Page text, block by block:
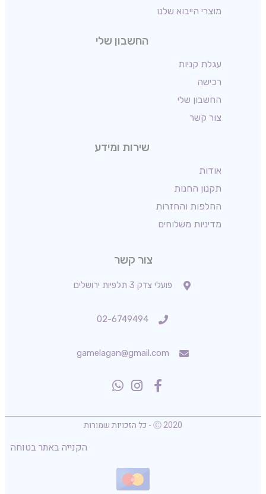
מוצרי הייבוא שלנו
החשבון שלי
עגלת קניות
רכישה
החשבון שלי
צור קשר
שירות ומידע
אודות
תקנון החנות
החלפות והחזרות
מדיניות משלוחים
צור קשר
פועלי צדק 3 תלפיות ירושלים
02-6749494
gamelagan@gmail.com
Ⓒ 2020 - כל הזכויות שמורות
הקנייה באתר בטוחה